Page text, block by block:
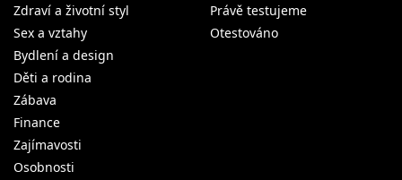
Zdraví a životní styl
Sex a vztahy
Bydlení a design
Děti a rodina
Zábava
Finance
Zajímavosti
Osobnosti
Právě testujeme
Otestováno